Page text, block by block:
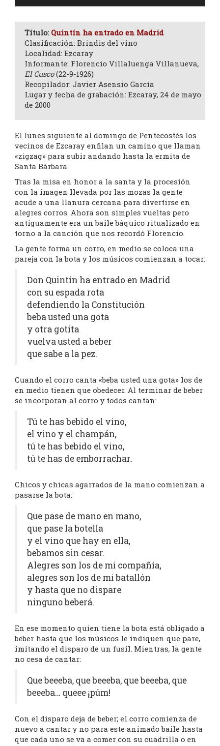
Título: Quintín ha entrado en Madrid
Clasificación: Brindis del vino
Localidad: Ezcaray
Informante: Florencio Villaluenga Villanueva,
El Cusco(22-9-1926)
Recopilador: Javier Asensio García
Lugar y fecha de grabación: Ezcaray, 24 de mayo
de 2000
El lunes siguiente al domingo de Pentecostés los
vecinos de Ezcaray enfilan un camino que llaman
«zigzag» para subir andando hasta la ermita de
Santa Bárbara.
Tras la misa en honor a la santa y la procesión
con la imagen llevada por las mozas la gente
acude a una llanura cercana para divertirse en
alegres corros. Ahora son simples vueltas pero
antiguamente era un baile báquico ritualizado en
torno a la canción que nos recordó Florencio.
La gente forma un corro, en medio se coloca una
pareja con la bota y los músicos comienzan a tocar:
Don Quintín ha entrado en Madrid
con su espada rota
defendiendo la Constitución
beba usted una gota
y otra gotita
vuelva usted a beber
que sabe a la pez.
Cuando el corro canta «beba usted una gota» los de
en medio tienen que obedecer. Al terminar de beber
se incorporan al corro y todos cantan:
Tú te has bebido el vino,
el vino y el champán,
tú te has bebido el vino,
tú te has de emborrachar.
Chicos y chicas agarrados de la mano comienzan a
pasarse la bota:
Que pase de mano en mano,
que pase la botella
y el vino que hay en ella,
bebamos sin cesar.
Alegres son los de mi compañía,
alegres son los de mi batallón
y hasta que no dispare
ninguno beberá.
En ese momento quien tiene la bota está obligado a
beber hasta que los músicos le indiquen que pare,
imitando el disparo de un fusil. Mientras, la gente
no cesa de cantar:
Que beeeba, que beeeba, que beeeba, que
beeeba… queee ¡púm!
Con el disparo deja de beber; el corro comienza de
nuevo a cantar y no para este animado baile hasta
que cada uno se va a comer con su cuadrilla o en